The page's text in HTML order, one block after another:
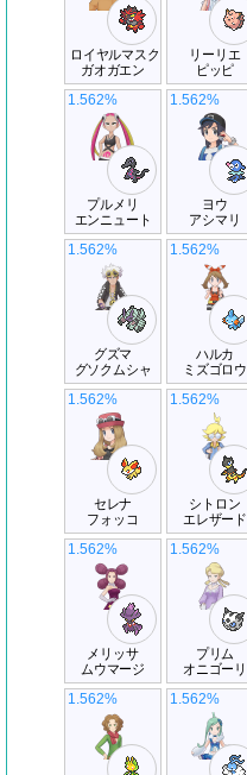
ロイヤルマスク
ガオガエン
リーリエ
ピッピ
プルメリ
エンニュート
1.562%
ヨウ
アシマリ
1.562%
グズマ
グソクムシャ
1.562%
ハルカ
ミズゴロウ
1.562%
セレナ
フォッコ
1.562%
シトロン
エレザード
1.562%
メリッサ
ムウマージ
1.562%
プリム
オニゴーリ
1.562%
1.562% 1.562%